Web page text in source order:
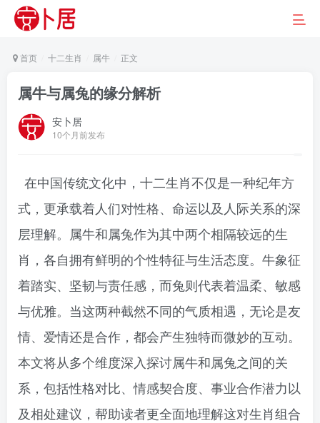
首页 十二生肖 属牛 正文
属牛与属兔的缘分解析
安卜居
10个月前发布
在中国传统文化中，十二生肖不仅是一种纪年方
式，更承载着人们对性格、命运以及人际关系的深
层理解。属牛和属兔作为其中两个相隔较远的生
肖，各自拥有鲜明的个性特征与生活态度。牛象征
着踏实、坚韧与责任感，而兔则代表着温柔、敏感
与优雅。当这两种截然不同的气质相遇，无论是友
情、爱情还是合作，都会产生独特而微妙的互动。
本文将从多个维度深入探讨属牛和属兔之间的关
系，包括性格对比、情感契合度、事业合作潜力以
及相处建议，帮助读者更全面地理解这对生肖组合